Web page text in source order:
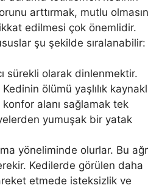
arttırmak, mutlu
edilmesi çok önemlidir.
şu şekilde sıralanabilir:
sürekli olarak dinlenmektir.
ölümü yaşlılık
alanı sağlamak tek
yumuşak bir yatak
yöneliminde olurlar. Bu
Kedilerde görülen daha
etmede isteksizlik ve